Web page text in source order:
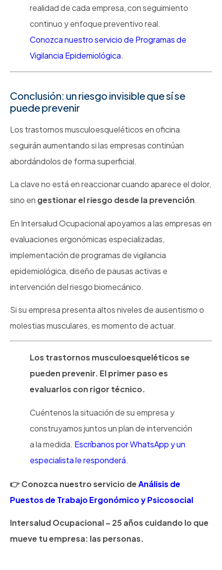
realidad de cada empresa, con seguimiento
continuo y enfoque preventivo real.
Conozca nuestro servicio de Programas de
Vigilancia Epidemiológica.
Conclusión: un riesgo invisible que sí se
puede prevenir
Los trastornos musculoesqueléticos en oficina
seguirán aumentando si las empresas continúan
abordándolos de forma superficial.
La clave no está en reaccionar cuando aparece el dolor,
sino en gestionar el riesgo desde la prevención.
En Intersalud Ocupacional apoyamos a las empresas en
evaluaciones ergonómicas especializadas,
implementación de programas de vigilancia
epidemiológica, diseño de pausas activas e
intervención del riesgo biomecánico.
Si su empresa presenta altos niveles de ausentismo o
molestias musculares, es momento de actuar.
Los trastornos musculoesqueléticos se
pueden prevenir. El primer paso es
evaluarlos con rigor técnico.
Cuéntenos la situación de su empresa y
construyamos juntos un plan de intervención
a la medida. Escríbanos por WhatsApp y un
especialista le responderá.
Conozca nuestro servicio deAnálisis de
Puestos de Trabajo Ergonómico y Psicosocial
Intersalud Ocupacional – 25 años cuidando lo que
mueve tu empresa: las personas.